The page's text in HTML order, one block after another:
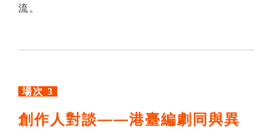
流。
場次 3
創作人對談——港臺編劇同與異